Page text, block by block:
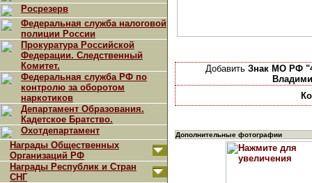
Росрезерв
Федеральная служба налоговой
полиции России
Прокуратура Российской
Федерации. Следственный
Комитет.
Федеральная служба РФ по
контролю за оборотом
наркотиков
Департамент Образования.
Кадетское Братство.
Охотдепартамент
Награды Общественных
Организаций РФ
Награды Республик и Стран
СНГ
Добавить Знак МО РФ
Дополнительные фотографии